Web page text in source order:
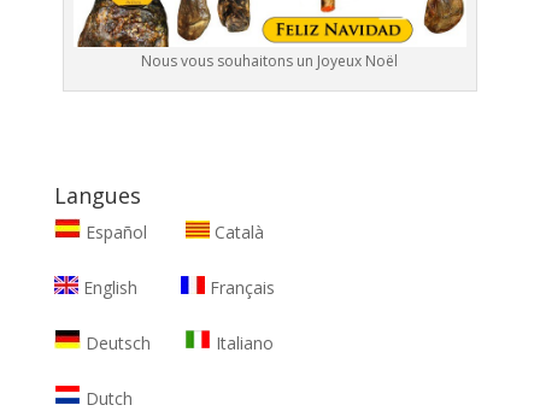
Nous vous souhaitons un Joyeux Noël
Langues
Español Català
English Français
Deutsch Italiano
Dutch